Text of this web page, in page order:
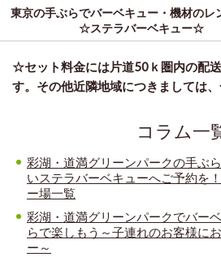
東京の手ぶらでバーベキュー・機材のレ
☆ステラバーベキュー☆
☆セット料金には片道50ｋ圏内の配
す。その他近隣地域につきましては
コラム一
彩湖・道満グリーンパークの手ぶ
いステラバーベキューへご予約を
ー場一覧
彩湖・道満グリーンパークでバー
らで楽しもう～子連れのお客様に
ー～